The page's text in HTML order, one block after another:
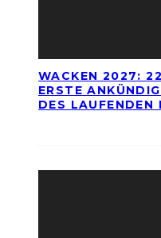
WACKEN 2027:
ERSTE
DES LAUFENDEN